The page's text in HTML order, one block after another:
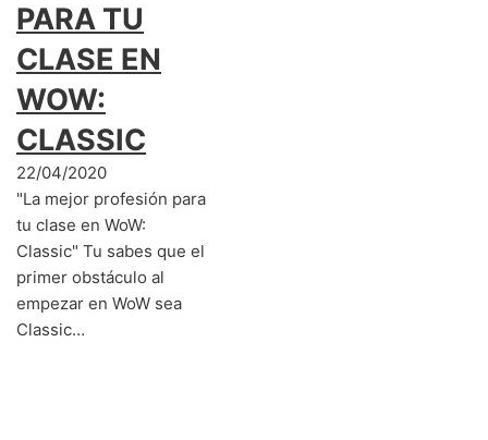
PARA TU
CLASE EN
WOW:
CLASSIC
22/04/2020
"La mejor profesión para
tu clase en WoW:
Classic" Tu sabes que el
primer obstáculo al
empezar en WoW sea
Classic…